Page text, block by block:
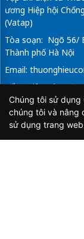
ương Hiệp hội
(Vatap)
Tòa soạn: Ngõ 56/
Thành phố Hà Nội
Email:
Tổng Biên Tập: Vũ
Giấy phép hoạt
Thông tin và
Chúng tôi sử
chúng tôi và nâng
sử dụng trang